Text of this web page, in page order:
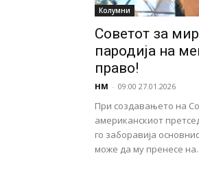
Колумни
Советот за
пародија на
право!
НМ - 09:00 27.01.2026
При создавањето на
американскиот
го заборавија
може да му пренесе